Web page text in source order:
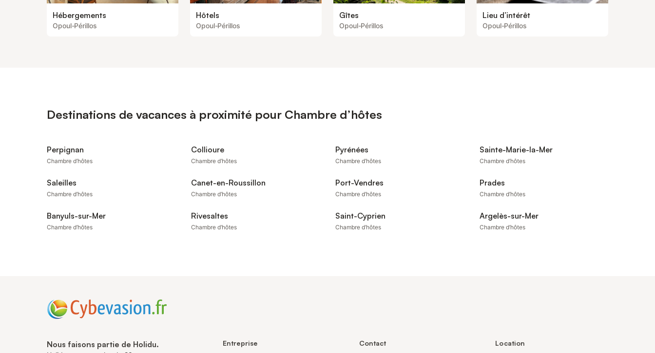
Hébergements
Opoul-Périllos
Hôtels
Opoul-Périllos
Gîtes
Opoul-Périllos
Lieu d’intérêt
Opoul-Périllos
Destinations de vacances à proximité pour Chambre d’hôtes
Perpignan
Chambre d’hôtes
Collioure
Chambre d’hôtes
Pyrénées
Chambre d’hôtes
Sainte-Marie-la-Mer
Chambre d’hôtes
Saleilles
Chambre d’hôtes
Canet-en-Roussillon
Chambre d’hôtes
Port-Vendres
Chambre d’hôtes
Prades
Chambre d’hôtes
Banyuls-sur-Mer
Chambre d’hôtes
Rivesaltes
Chambre d’hôtes
Saint-Cyprien
Chambre d’hôtes
Argelès-sur-Mer
Chambre d’hôtes
Nous faisons partie de Holidu. Entreprise Contact Location